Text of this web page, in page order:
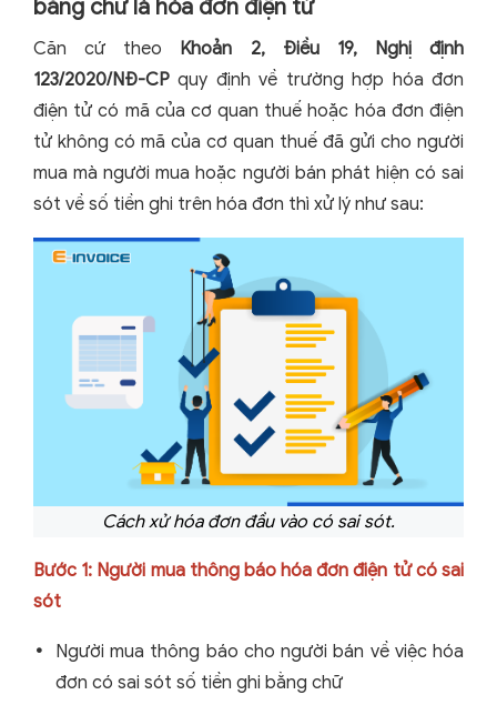
bằng chữ là hóa đơn điện tử
Căn cứ theo Khoản 2, Điều 19, Nghị định
123/2020/NĐ-CP quy định về trường hợp hóa đơn
điện tử có mã của cơ quan thuế hoặc hóa đơn điện
tử không có mã của cơ quan thuế đã gửi cho người
mua mà người mua hoặc người bán phát hiện có sai
sót về số tiền ghi trên hóa đơn thì xử lý như sau:
Cách xử hóa đơn đầu vào có sai sót.
Bước 1: Người mua thông báo hóa đơn điện tử có sai
sót
Người mua thông báo cho người bán về việc hóa
đơn có sai sót số tiền ghi bằng chữ